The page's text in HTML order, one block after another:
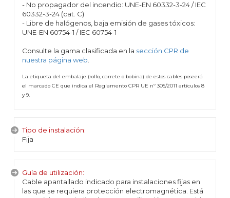
- No propagador del incendio: UNE-EN 60332-3-24 / IEC
60332-3-24 (cat. C)
- Libre de halógenos, baja emisión de gases tóxicos:
UNE-EN 60754-1 / IEC 60754-1
Consulte la gama clasificada en la sección CPR de
nuestra página web
La etiqueta del embalaje (rollo, carrete o bobina) de estos cables poseerá
el marcado CE que indica el Reglamento CPR UE nº 305/2011 artículos 8
y 9.
Tipo de instalación:
Fija
Guía de utilización:
Cable apantallado indicado para instalaciones fijas en
las que se requiera protección electromagnética. Está